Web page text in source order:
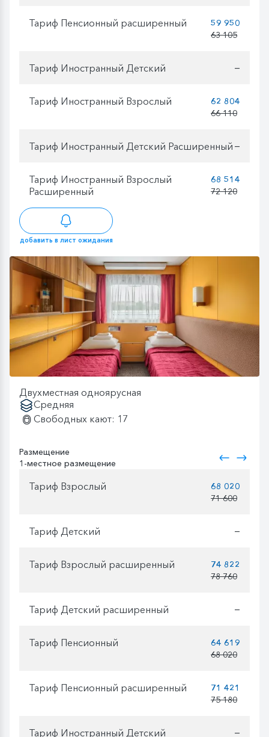
Тариф Пенсионный расширенный
59 950
63 105
Тариф Иностранный Детский —
Тариф Иностранный Взрослый
62 804
66 110
Тариф Иностранный Детский Расширенный —
Тариф Иностранный Взрослый
Расширенный
68 514
72 120
добавить в лист ожидания
Двухместная одноярусная
Средняя
Свободных кают: 17
Размещение
1-местное размещение
Тариф Взрослый
68 020
71 600
Тариф Детский —
Тариф Взрослый расширенный
74 822
78 760
Тариф Детский расширенный —
Тариф Пенсионный
64 619
68 020
Тариф Пенсионный расширенный
71 421
75 180
Тариф Иностранный Детский —